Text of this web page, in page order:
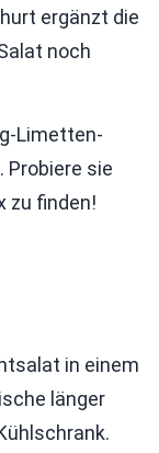
ergänzt die
noch
Limetten-
Probiere sie
zu finden!
in einem
länger